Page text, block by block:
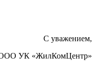
С уважением,
УК «ЖилКомЦентр»